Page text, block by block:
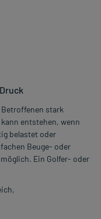
stark
entstehen, wenn
belastet oder
Beuge- oder
Ein Golfer- oder